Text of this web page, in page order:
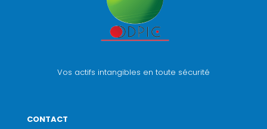
Vos actifs intangibles en toute sécurité
CONTACT